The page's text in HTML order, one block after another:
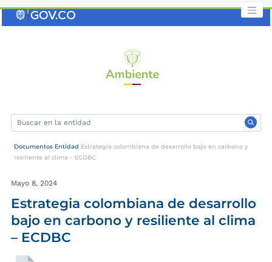
Documentos Entidad Estrategia colombiana de desarrollo bajo en carbono y
resiliente al clima – ECDBC
Mayo 8, 2024
Estrategia colombiana de desarrollo
bajo en carbono y resiliente al clima
– ECDBC